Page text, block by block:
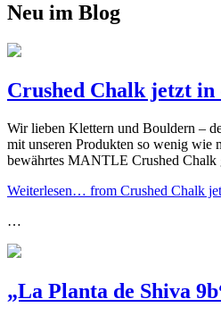
Neu im Blog
Crushed Chalk jetzt in
Wir lieben Klettern und Bouldern –
mit unseren Produkten so wenig wie
bewährtes MANTLE Crushed
Weiterlesen… from Crushed Chalk
…
„La Planta de Shiva